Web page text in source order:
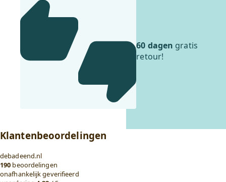
60 dagen gratis
retour!
Klantenbeoordelingen
debadeend.nl
190 beoordelingen
onafhankelijk geverifieerd